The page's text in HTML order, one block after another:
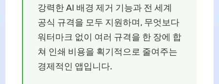
강력한 AI 배경 제거 기능과 전 세계
공식 규격을 모두 지원하며, 무엇보다
워터마크 없이 여러 규격을 한 장에 합
쳐 인쇄 비용을 획기적으로 줄여주는
경제적인 앱입니다.